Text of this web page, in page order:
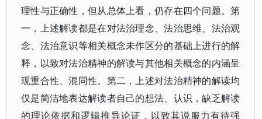
理性与正确性，但从总体上看，仍存在四个问题。第
一，上述解读都是在对法治理念、法治思维、法治观
念、法治意识等相关概念未作区分的基础上进行的解
释，以致对法治精神的解读与其他相关概念的内涵呈
现重合性、混同性。第二，上述对法治精神的解读均
仅是简洁地表达解读者自己的想法、认识，缺乏解读
的理论依据和逻辑推导论证，以致其说服力有待强